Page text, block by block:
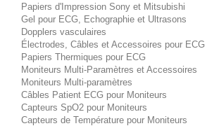
Papiers d'Impression Sony et Mitsubishi
Gel pour ECG, Echographie et Ultrasons
Dopplers vasculaires
Électrodes, Câbles et Accessoires pour ECG
Papiers Thermiques pour ECG
Moniteurs Multi-Paramètres et Accessoires
Moniteurs Multi-paramètres
Câbles Patient ECG pour Moniteurs
Capteurs SpO2 pour Moniteurs
Capteurs de Température pour Moniteurs